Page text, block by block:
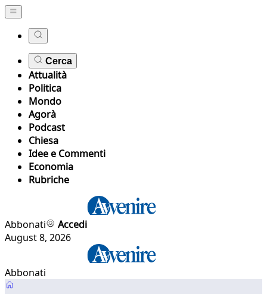
Cerca
Attualità
Politica
Mondo
Agorà
Podcast
Chiesa
Idee e Commenti
Economia
Rubriche
Abbonati
Accedi
August 8, 2026
Abbonati